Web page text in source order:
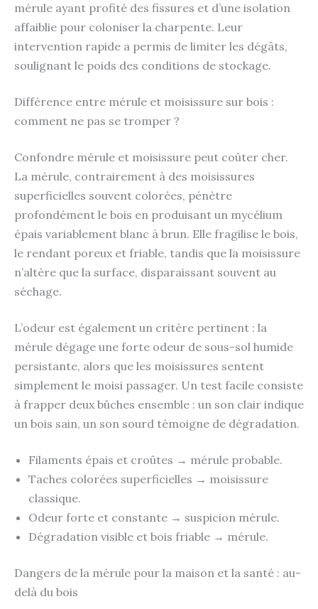
mérule ayant profité des fissures et d’une isolation
affaiblie pour coloniser la charpente. Leur
intervention rapide a permis de limiter les dégâts,
soulignant le poids des conditions de stockage.
Différence entre mérule et moisissure sur bois :
comment ne pas se tromper ?
Confondre mérule et moisissure peut coûter cher.
La mérule, contrairement à des moisissures
superficielles souvent colorées, pénètre
profondément le bois en produisant un mycélium
épais variablement blanc à brun. Elle fragilise le bois,
le rendant poreux et friable, tandis que la moisissure
n’altère que la surface, disparaissant souvent au
séchage.
L’odeur est également un critère pertinent : la
mérule dégage une forte odeur de sous-sol humide
persistante, alors que les moisissures sentent
simplement le moisi passager. Un test facile consiste
à frapper deux bûches ensemble : un son clair indique
un bois sain, un son sourd témoigne de dégradation.
Filaments épais et croûtes → mérule probable.
Taches colorées superficielles → moisissure
classique.
Odeur forte et constante → suspicion mérule.
Dégradation visible et bois friable → mérule.
Dangers de la mérule pour la maison et la santé : au-
delà du bois